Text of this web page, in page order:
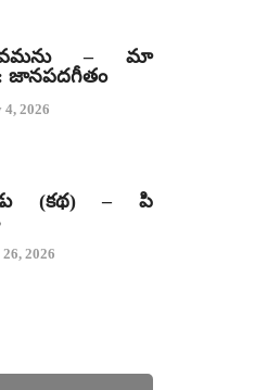
– మా
జానపదగీతం
2026
(కథ) – పి
2026